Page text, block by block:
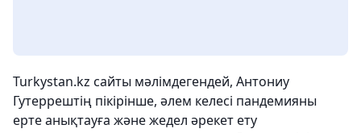
Turkystan.kz сайты мәлімдегендей, Антониу
Гутеррештің пікірінше, әлем келесі пандемияны
ерте анықтауға және жедел әрекет ету